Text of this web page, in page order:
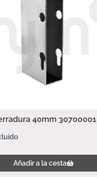
40mm 30700001
Añadir a la cesta